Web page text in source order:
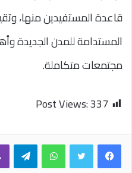
قاعدة المستفيدين منها،
المستدامة للمدن الجديدة
مجتمعات متكاملة.
Post Views:337
واتساب تيلقرام